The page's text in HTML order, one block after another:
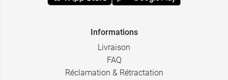
Informations
Livraison
FAQ
Réclamation & Rétractation